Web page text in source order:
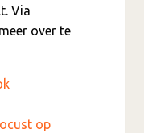
Via
over te
op